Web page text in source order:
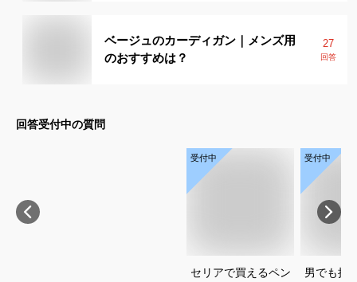
ベージュのカーディガン｜メンズ用
のおすすめは？
27
回答
回答受付中の質問
受付中
セリアで買えるペン
受付中
男でも挑